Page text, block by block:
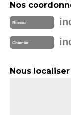
Nos
Bureau
Chantier
Nous localiser